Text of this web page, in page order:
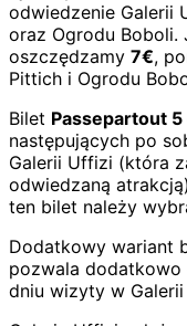
odwiedzenie Galerii
oraz Ogrodu Boboli.
oszczędzamy 7€,
Pittich i Ogrodu
Bilet Passepartout 5
następujących po
Galerii Uffizi (która
odwiedzaną
ten bilet należy
Dodatkowy wariant
pozwala
dniu wizyty w